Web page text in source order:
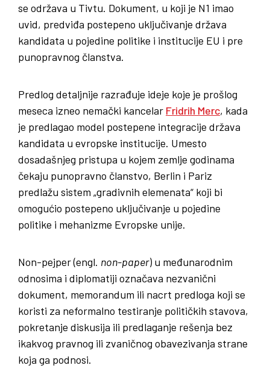
se održava u Tivtu. Dokument, u koji je N1 imao
uvid, predviđa postepeno uključivanje država
kandidata u pojedine politike i institucije EU i pre
punopravnog članstva.
Predlog detaljnije razrađuje ideje koje je prošlog
meseca izneo nemački kancelar Fridrih Merc, kada
je predlagao model postepene integracije država
kandidata u evropske institucije. Umesto
dosadašnjeg pristupa u kojem zemlje godinama
čekaju punopravno članstvo, Berlin i Pariz
predlažu sistem „gradivnih elemenata“ koji bi
omogućio postepeno uključivanje u pojedine
politike i mehanizme Evropske unije.
Non-pejper (engl. non-paper) u međunarodnim
odnosima i diplomatiji označava nezvanični
dokument, memorandum ili nacrt predloga koji se
koristi za neformalno testiranje političkih stavova,
pokretanje diskusija ili predlaganje rešenja bez
ikakvog pravnog ili zvaničnog obavezivanja strane
koja ga podnosi.